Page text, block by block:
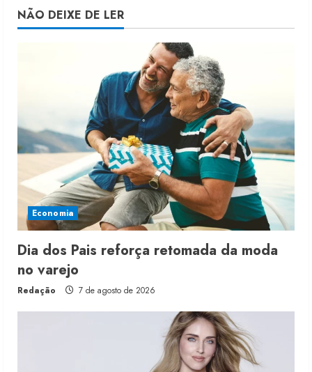
NÃO DEIXE DE LER
Economia
Dia dos Pais reforça retomada da moda
no varejo
Redação 7 de agosto de 2026